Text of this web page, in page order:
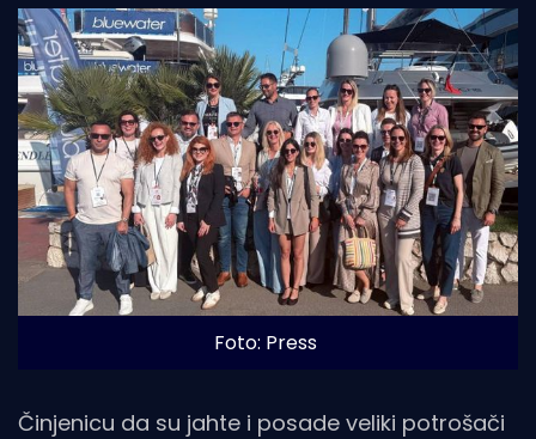
Foto: Press
Činjenicu da su jahte i posade veliki potrošači